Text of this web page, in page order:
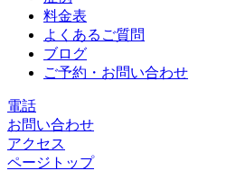
料金表
よくあるご質問
ブログ
ご予約・お問い合わせ
電話
お問い合わせ
アクセス
ページトップ